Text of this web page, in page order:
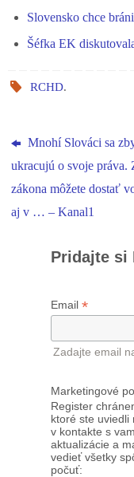
Slovensko chce
Šéfka EK
RCHD.
Mnohí Slováci sa
ukracujú o svoje práva.
zákona môžete dostať
aj v … – Kanal1
Pridajte si
Email *
Zadajte email
Marketingové
Register
ktoré ste uviedli
v kontakte s
aktualizácie a
vedieť všetky
počuť: